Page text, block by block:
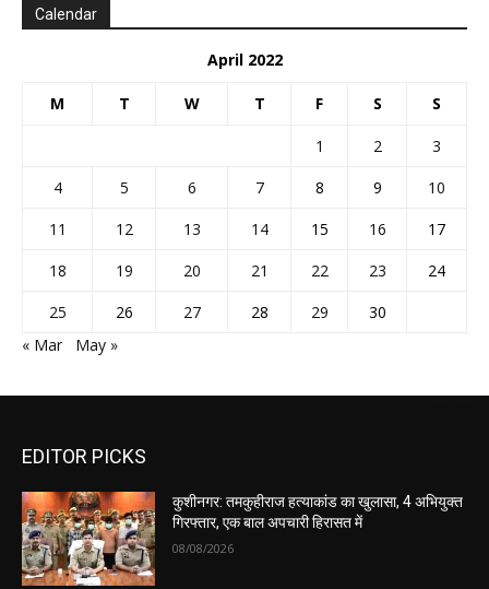
Calendar
April 2022
M T W T F S S
1 2
3
4
5 6 7 8 9
10
11
12 13 14 15 16
17
18
19 20 21 22 23
24
25
26 27 28 29
30
« Mar
May »
EDITOR PICKS
कुशीनगर: तमकुहीराज हत्याकांड का खुलासा, 4 अभियुक्त
गिरफ्तार, एक बाल अपचारी हिरासत में
08/08/2026